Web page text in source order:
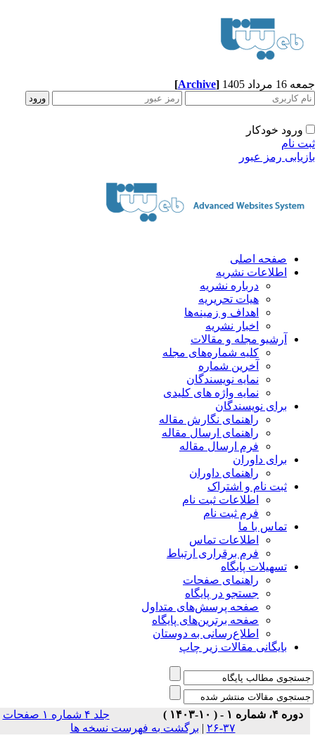
مرداد 1405 [Archive]
ورود خودکار
نام
رمز عبور
صفحه اصلی
اطلاعات نشریه
درباره نشریه
هیات تحریریه
اهداف و زمینه‌ها
اخبار نشریه
آرشیو مجله و مقالات
کلیه شماره‌های مجله
آخرین شماره
نمایه نویسندگان
نمایه واژه های کلیدی
برای نویسندگان
راهنمای نگارش مقاله
راهنمای ارسال مقاله
فرم ارسال مقاله
برای داوران
راهنمای داوران
ثبت نام و اشتراک
اطلاعات ثبت نام
فرم ثبت نام
تماس با ما
اطلاعات تماس
فرم برقراری ارتباط
تسهیلات پایگاه
راهنمای صفحات
جستجو در پایگاه
صفحه پرسش‌های متداول
صفحه برترین‌های پایگاه
اطلاع‌رسانی به دوستان
بایگانی مقالات زیر چاپ
دوره ۴، شماره ۱ - ( ۱۰-۱۴۰۳ )
جلد ۴ شماره ۱ صفحات
۳۷-۲۶
|برگشت به فهرست نسخه ها